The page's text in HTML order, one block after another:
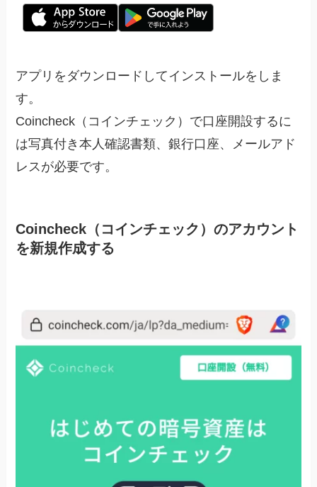
アプリをダウンロードしてインストールをしま
す。
Coincheck（コインチェック）で口座開設するに
は写真付き本人確認書類、銀行口座、メールアド
レスが必要です。
Coincheck（コインチェック）のアカウント
を新規作成する